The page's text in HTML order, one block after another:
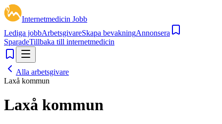
Internetmedicin Jobb
Lediga jobbArbetsgivareSkapa bevakningAnnonsera
SparadeTillbaka till internetmedicin
Alla arbetsgivare
Laxå kommun
Laxå kommun